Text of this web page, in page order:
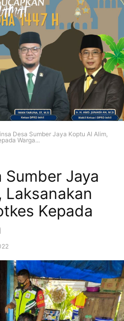
Desa Sumber Jaya Koptu Al Alim,
Warga...
Sumber Jaya
Laksanakan
Kepada